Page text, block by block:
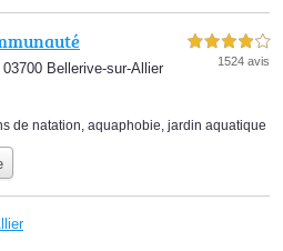
Bellerive-sur-Allier
4,0 étoiles sur 5
1524 avis
de natation, aquaphobie, jardin aquatique